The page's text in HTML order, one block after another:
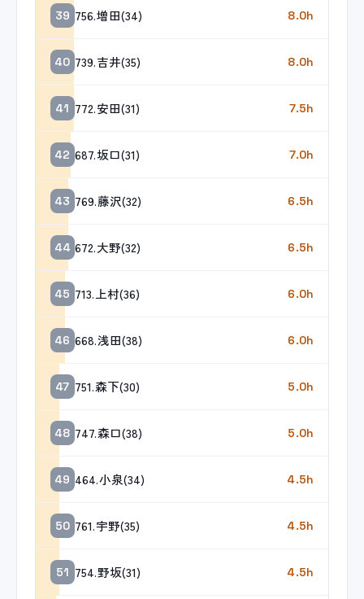
39 756.増田(34) 8.0h
40 739.吉井(35) 8.0h
41 772.安田(31) 7.5h
42 687.坂口(31) 7.0h
43 769.藤沢(32) 6.5h
44 672.大野(32) 6.5h
45 713.上村(36) 6.0h
46 668.浅田(38) 6.0h
47 751.森下(30) 5.0h
48 747.森口(38) 5.0h
49 464.小泉(34) 4.5h
50 761.宇野(35) 4.5h
51 754.野坂(31) 4.5h